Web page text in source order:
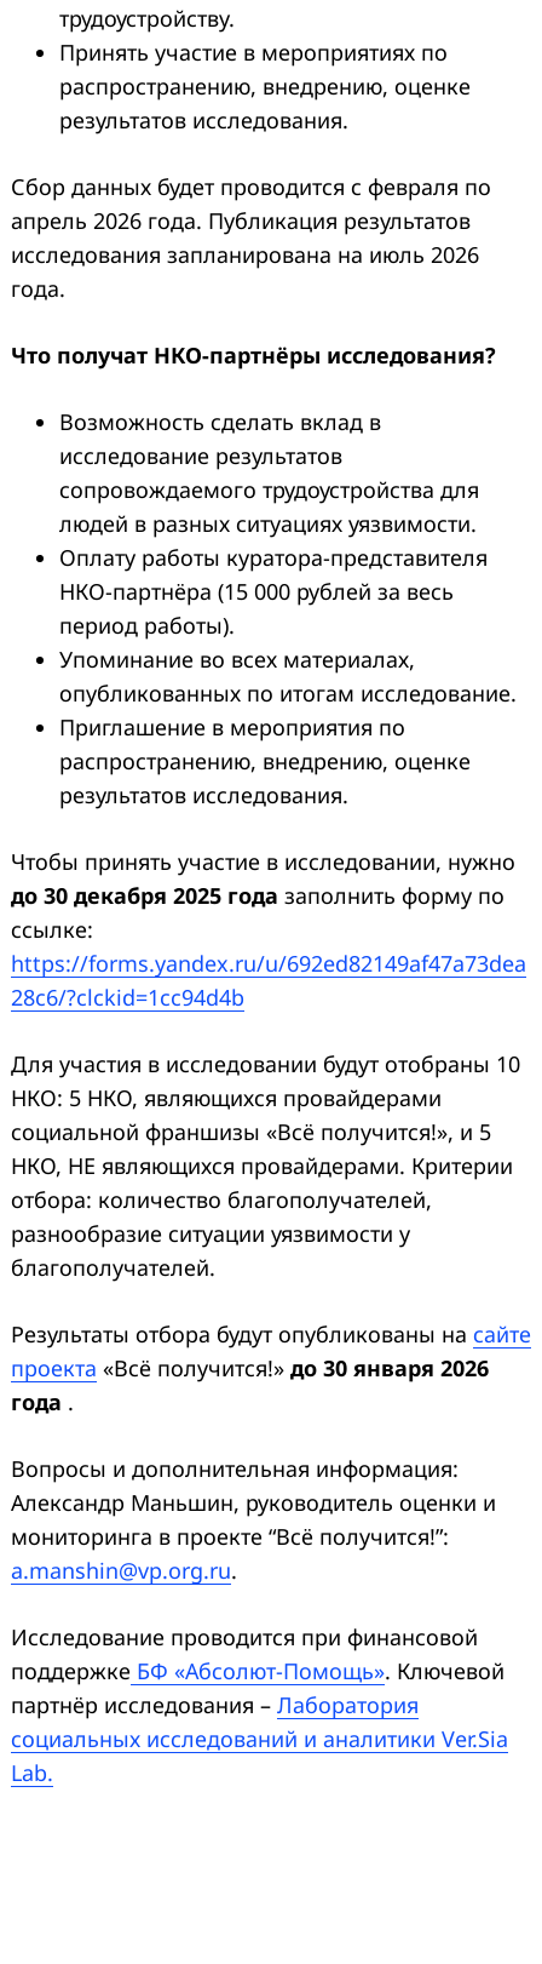
трудоустройству.
Принять участие в мероприятиях по
распространению, внедрению, оценке
результатов исследования.
Сбор данных будет проводится с февраля по
апрель 2026 года. Публикация результатов
исследования запланирована на июль 2026
года.
Что получат НКО-партнёры исследования?
Возможность сделать вклад в
исследование результатов
сопровождаемого трудоустройства для
людей в разных ситуациях уязвимости.
Оплату работы куратора-представителя
НКО-партнёра (15 000 рублей за весь
период работы).
Упоминание во всех материалах,
опубликованных по итогам исследование.
Приглашение в мероприятия по
распространению, внедрению, оценке
результатов исследования.
Чтобы принять участие в исследовании, нужно
до 30 декабря 2025 года заполнить форму по
ссылке:
https://forms.yandex.ru/u/692ed82149af47a73dea
28c6/?clckid=1cc94d4b
Для участия в исследовании будут отобраны 10
НКО: 5 НКО, являющихся провайдерами
социальной франшизы «Всё получится!», и 5
НКО, НЕ являющихся провайдерами. Критерии
отбора: количество благополучателей,
разнообразие ситуации уязвимости у
благополучателей.
Результаты отбора будут опубликованы на сайте
проекта «Всё получится!» до 30 января 2026
года .
Вопросы и дополнительная информация:
Александр Маньшин, руководитель оценки и
мониторинга в проекте “Всё получится!”:
a.manshin@vp.org.ru.
Исследование проводится при финансовой
поддержке БФ «Абсолют-Помощь». Ключевой
партнёр исследования – Лаборатория
социальных исследований и аналитики Ver.Sia
Lab.